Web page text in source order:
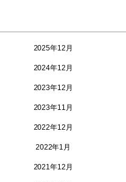
2025年12月
2024年12月
2023年12月
2023年11月
2022年12月
2022年1月
2021年12月